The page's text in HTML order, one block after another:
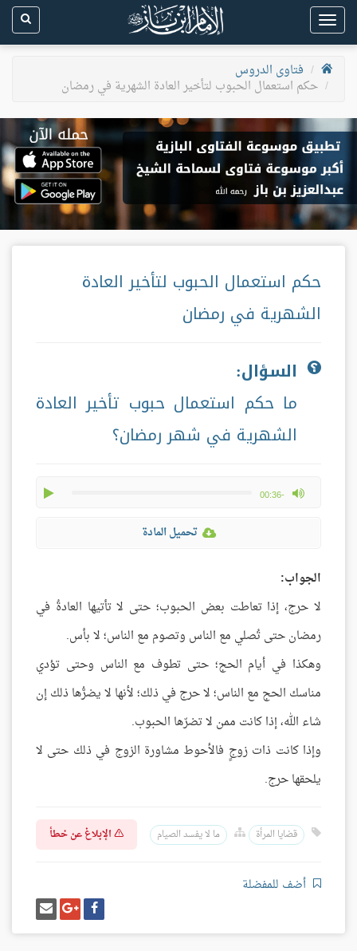
Toggle
navigation
فتاوى الدروس
حكم استعمال الحبوب لتأخير العادة الشهرية في رمضان
حكم استعمال الحبوب لتأخير العادة
الشهرية في رمضان
السؤال:
ما حكم استعمال حبوب تأخير العادة
الشهرية في شهر رمضان؟
-00:36
max volume
تحميل المادة
الجواب:
لا حرج، إذا تعاطت بعض الحبوب؛ حتى لا تأتيها العادةُ في
رمضان حتى تُصلي مع الناس وتصوم مع الناس؛ لا بأس.
وهكذا في أيام الحج؛ حتى تطوف مع الناس وحتى تؤدي
مناسك الحج مع الناس؛ لا حرج في ذلك؛ لأنها لا يضرُّها ذلك إن
شاء الله، إذا كانت ممن لا تضرّها الحبوب.
وإذا كانت ذات زوجٍ فالأحوط مشاورة الزوج في ذلك حتى لا
يلحقها حرج.
قضايا المرأة ما لا يفسد الصيام الإبلاغ عن خطأ
أضف للمفضلة
شارك
على
فيسبوك
شارك
على
غوغل
بلس
إرسل
إيميل